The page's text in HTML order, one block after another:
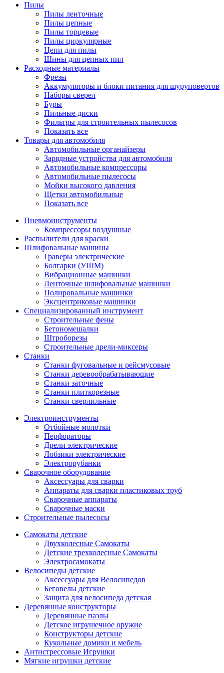
Пилы
Пилы ленточные
Пилы цепные
Пилы торцевые
Пилы циркулярные
Цепи для пилы
Шины для цепных пил
Расходные материалы
Фрезы
Аккумуляторы и блоки питания для шуруповертов
Наборы сверел
Буры
Пильные диски
Фильтры для строительных пылесосов
Показать все
Товары для автомобиля
Автомобильные органайзеры
Зарядные устройства для автомобиля
Автомобильные компрессоры
Автомобильные пылесосы
Мойки высокого давления
Щетки автомобильные
Показать все
Пневмоинструменты
Компрессоры воздушные
Распылители для краски
Шлифовальные машины
Граверы электрические
Болгарки (УШМ)
Вибрационные машинки
Ленточные шлифовальные машинки
Полировальные машинки
Эксцентриковые машинки
Специализированный инструмент
Строительные фены
Бетономешалки
Штроборезы
Строительные дрели-миксеры
Станки
Станки фуговальные и рейсмусовые
Станки деревообрабатывающие
Станки заточные
Станки плиткорезные
Станки сверлильные
Электроинструменты
Отбойные молотки
Перфораторы
Дрели электрические
Лобзики электрические
Электрорубанки
Сварочное оборудование
Аксессуары для сварки
Аппараты для сварки пластиковых труб
Сварочные аппараты
Сварочные маски
Строительные пылесосы
Самокаты детские
Двухколесные Cамокаты
Детские трехколесные Самокаты
Электросамокаты
Велосипеды детские
Аксессуары для Велосипедов
Беговелы детские
Защита для велосипеда детская
Деревянные конструкторы
Деревянные пазлы
Детское игрушечное оружие
Конструкторы детские
Кукольные домики и мебель
Антистрессовые Игрушки
Мягкие игрушки детские